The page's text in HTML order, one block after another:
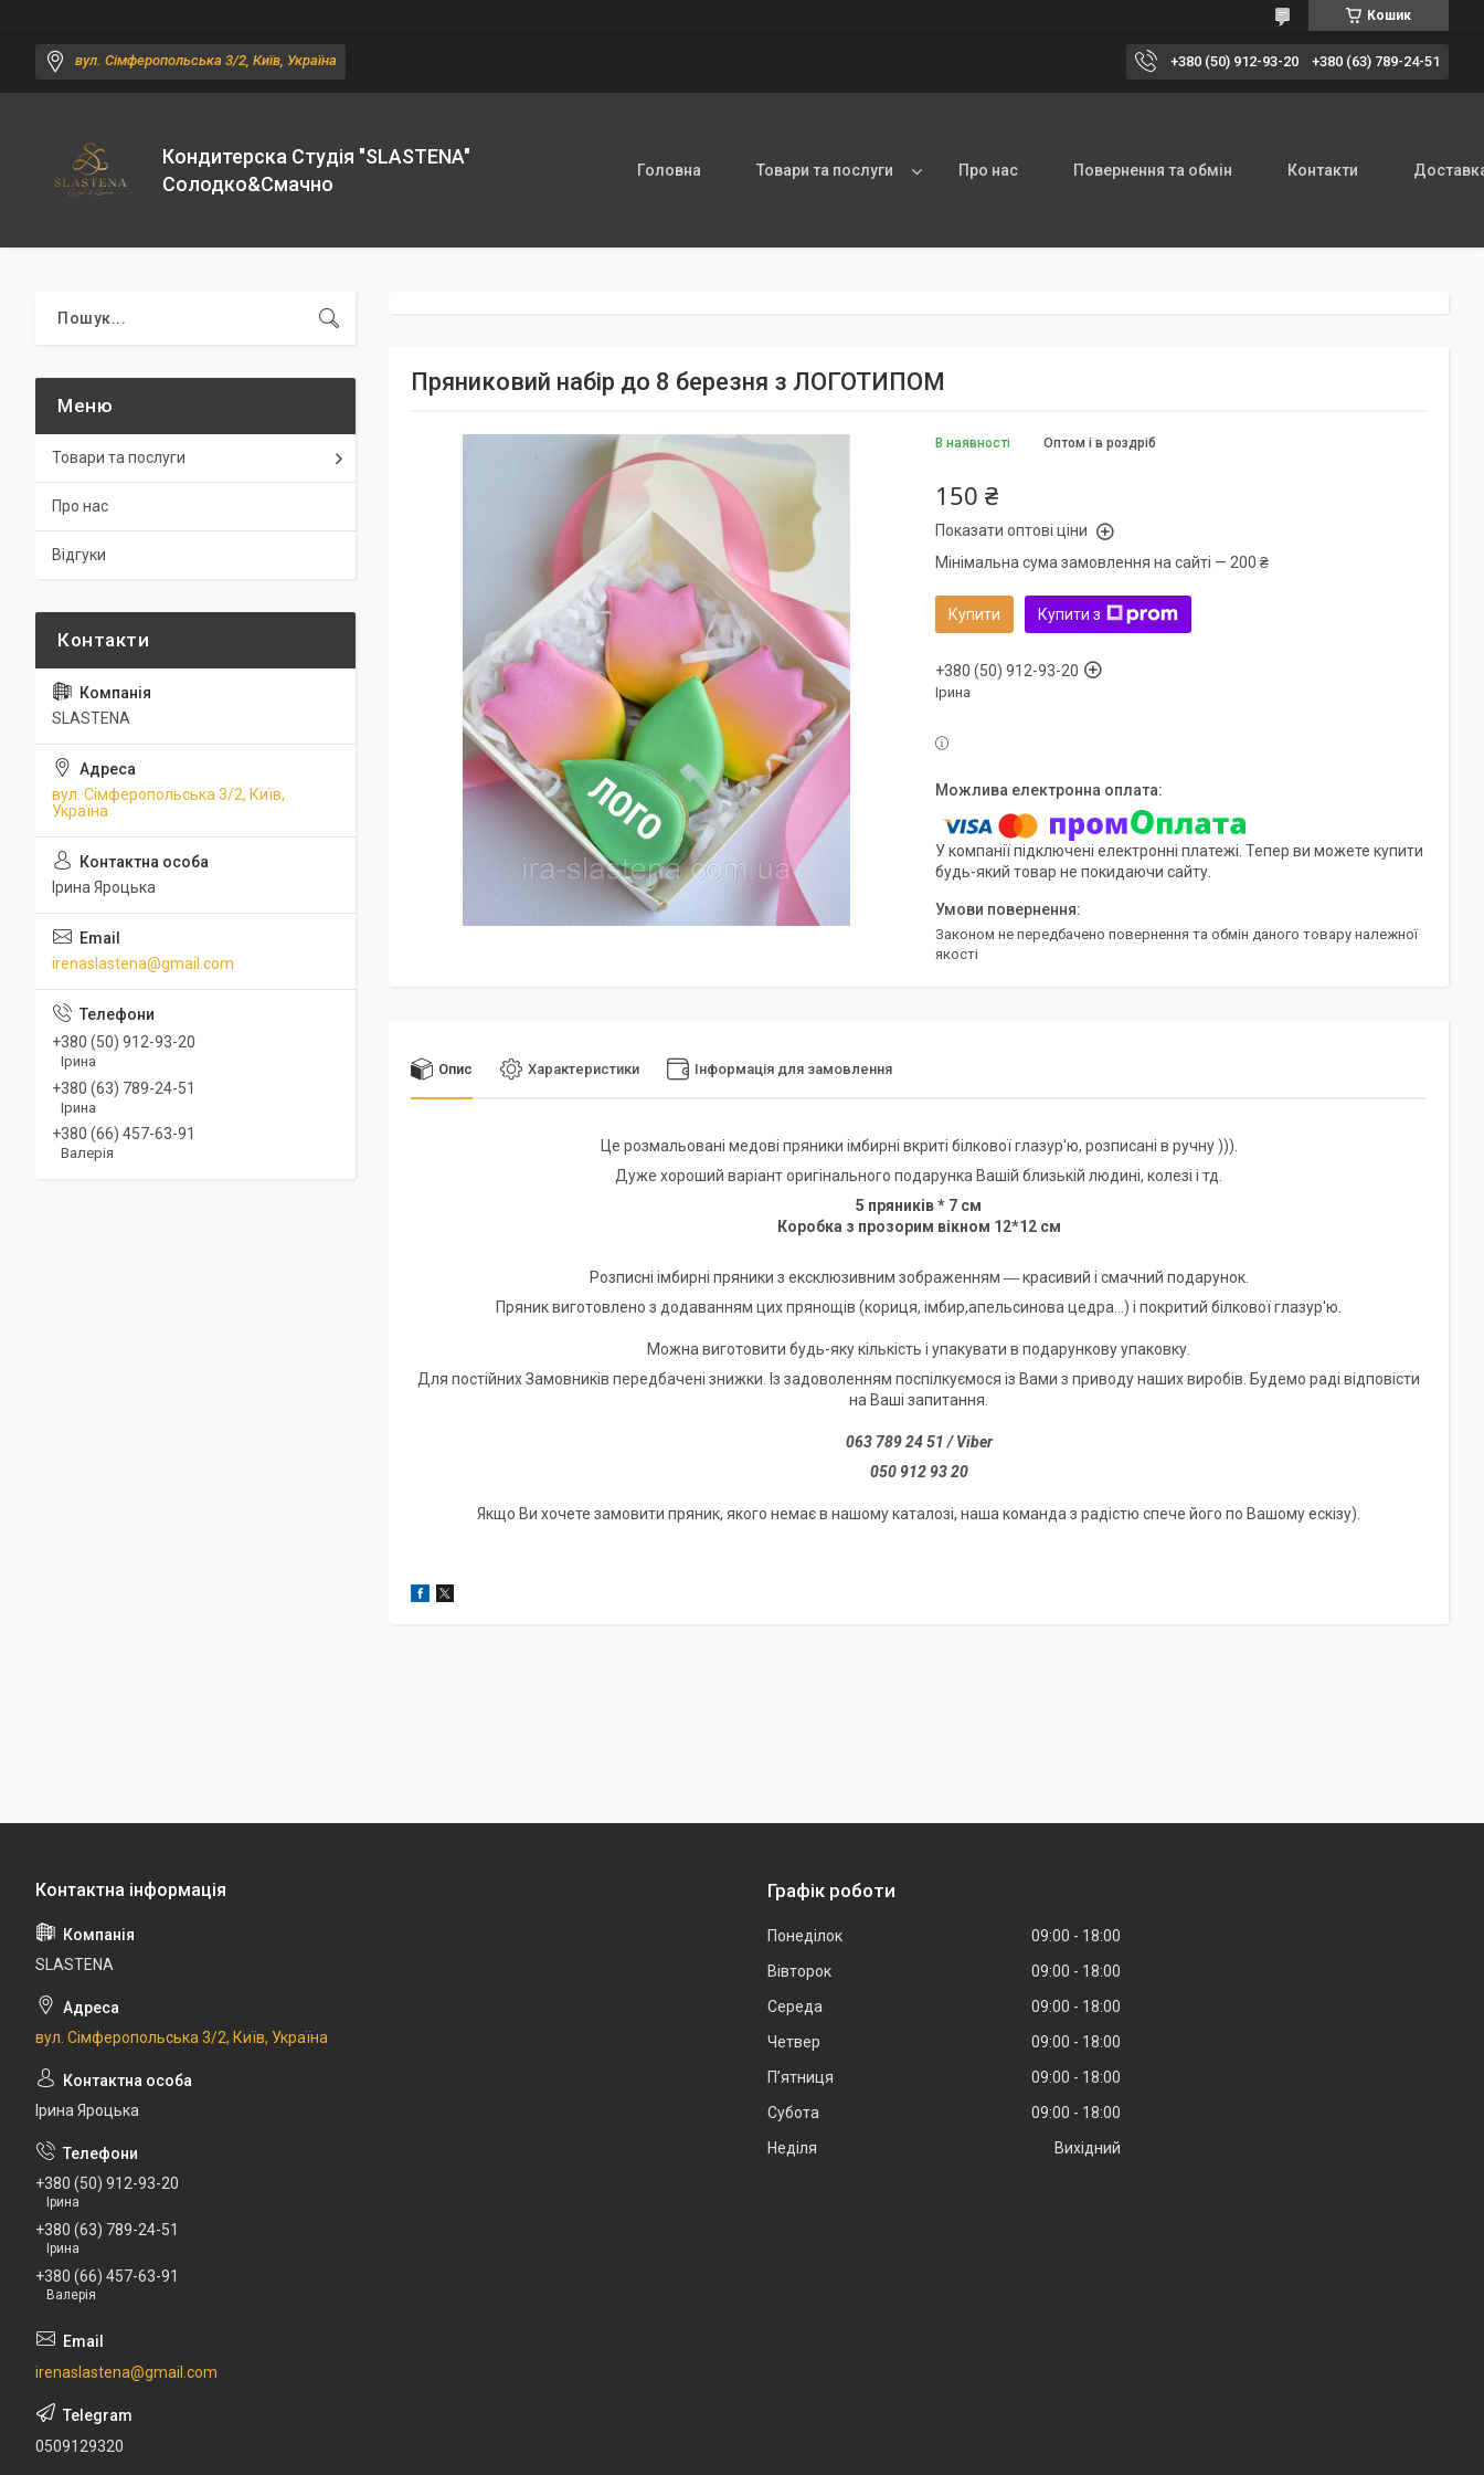
Кошик
вул. Сімферопольська 3/2, Київ, Україна +380 (50) 912-93-20 +380 (63) 789-24-51
Кондитерска Студія "SLASTENA"
Солодко&Смачно
Головна Товари та послуги Про нас Повернення та обмін Контакти
Пряниковий набір до 8 березня з ЛОГОТИПОМ
В наявності Оптом і в роздріб
150 ₴
Показати оптові ціни
Мінімальна сума замовлення на сайті — 200 ₴
Купити Купити з
+380 (50) 912-93-20
Ірина
У компанії підключені електронні платежі. Тепер ви можете купити
будь-який товар не покидаючи сайту.
Законом не передбачено повернення та обмін даного товару належної
якості
Опис Характеристики Інформація для замовлення
Це розмальовані медові пряники імбирні вкриті білкової глазур'ю, розписані в ручну ))).
Дуже хороший варіант оригінального подарунка Вашій близькій людині, колезі і тд.
5 пряників * 7 см
Коробка з прозорим вікном 12*12 см
Розписні імбирні пряники з ексклюзивним зображенням ― красивий і смачний подарунок.
Пряник виготовлено з додаванням цих прянощів (кориця, імбир,апельсинова цедра...) і покритий білкової глазур'ю.
Можна виготовити будь-яку кількість і упакувати в подарункову упаковку.
Для постійних Замовників передбачені знижки. Із задоволенням поспілкуємося із Вами з приводу наших виробів. Будемо раді відповісти
на Ваші запитання.
063 789 24 51 / Viber
050 912 93 20
Якщо Ви хочете замовити пряник, якого немає в нашому каталозі, наша команда з радістю спече його по Вашому ескізу).
Товари та послуги
Про нас
Відгуки
SLASTENA
вул. Сімферопольська 3/2, Київ,
Україна
Ірина Яроцька
irenaslastena@gmail.com
+380 (50) 912-93-20
Ірина
+380 (63) 789-24-51
Ірина
+380 (66) 457-63-91
Валерія
SLASTENA
вул. Сімферопольська 3/2, Київ, Україна
Ірина Яроцька
+380 (50) 912-93-20
Ірина
+380 (63) 789-24-51
Ірина
+380 (66) 457-63-91
Валерія
irenaslastena@gmail.com
0509129320
Графік роботи
Понеділок 09:00
18:00
Вівторок
09:00
18:00
Середа
09:00
18:00
Четвер
09:00
18:00
Пʼятниця
09:00
18:00
Субота
09:00
18:00
Неділя
Вихідний